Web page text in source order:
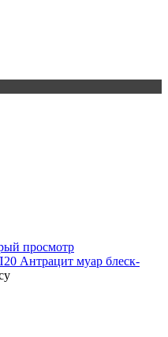
просмотр
Антрацит муар блеск-